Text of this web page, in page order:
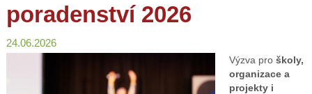
poradenství 2026
24.06.2026
Výzva pro školy,
organizace a
projekty i